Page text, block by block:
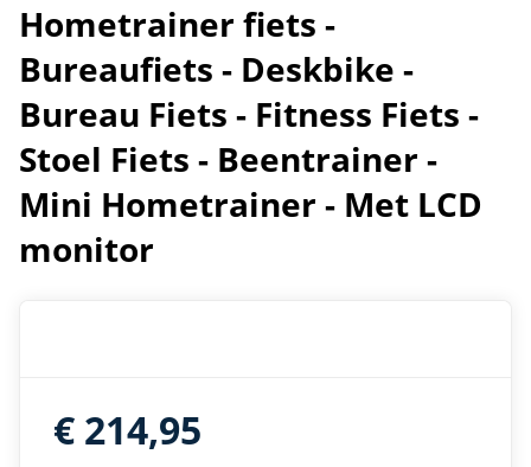
Hometrainer fiets -
Bureaufiets - Deskbike -
Bureau Fiets - Fitness Fiets -
Stoel Fiets - Beentrainer -
Mini Hometrainer - Met LCD
monitor
€ 214,95